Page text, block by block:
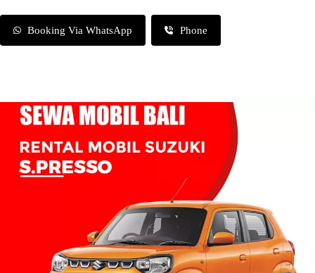
Booking Via WhatsApp Phone